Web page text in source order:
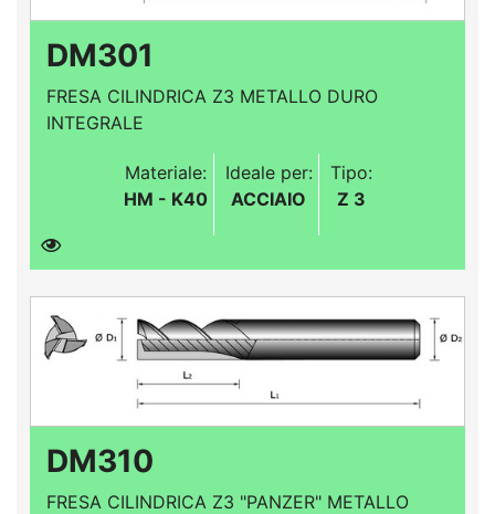
DM301
FRESA CILINDRICA Z3 METALLO DURO
INTEGRALE
Materiale:
HM - K40
Ideale per:
ACCIAIO
Tipo:
Z 3
DM310
FRESA CILINDRICA Z3 "PANZER" METALLO